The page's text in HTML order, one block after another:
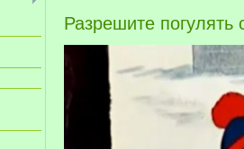
Разрешите погулять